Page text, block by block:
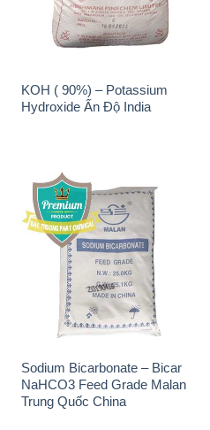
KOH ( 90%) – Potassium
Hydroxide Ấn Độ India
Sodium Bicarbonate – Bicar
NaHCO3 Feed Grade Malan
Trung Quốc China